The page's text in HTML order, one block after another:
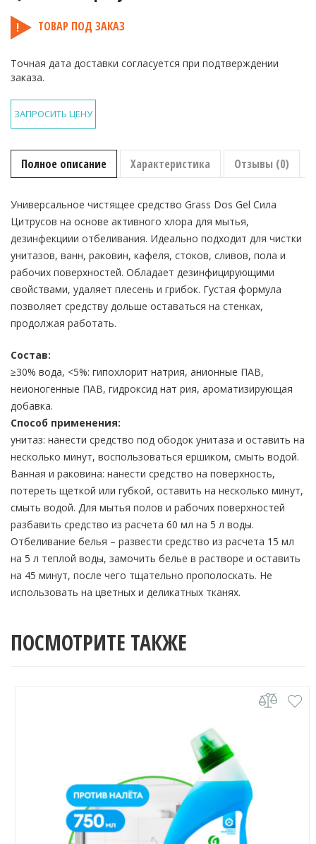
ТОВАР ПОД ЗАКАЗ
Точная дата доставки согласуется при подтверждении
заказа.
ЗАПРОСИТЬ ЦЕНУ
Полное описание Характеристика Отзывы (0)
Универсальное чистящее средство Grass Dos Gel Сила
Цитрусов на основе активного хлора для мытья,
дезинфекциии отбеливания. Идеально подходит для чистки
унитазов, ванн, раковин, кафеля, стоков, сливов, пола и
рабочих поверхностей. Обладает дезинфицирующими
свойствами, удаляет плесень и грибок. Густая формула
позволяет средству дольше оставаться на стенках,
продолжая работать.
Состав:
≥30% вода, <5%: гипохлорит натрия, анионные ПАВ,
неионогенные ПАВ, гидроксид нат рия, ароматизирующая
добавка.
Способ применения:
унитаз: нанести средство под ободок унитаза и оставить на
несколько минут, воспользоваться ершиком, смыть водой.
Ванная и раковина: нанести средство на поверхность,
потереть щеткой или губкой, оставить на несколько минут,
смыть водой. Для мытья полов и рабочих поверхностей
разбавить средство из расчета 60 мл на 5 л воды.
Отбеливание белья – развести средство из расчета 15 мл
на 5 л теплой воды, замочить белье в растворе и оставить
на 45 минут, после чего тщательно прополоскать. Не
использовать на цветных и деликатных тканях.
ПОСМОТРИТЕ ТАКЖЕ